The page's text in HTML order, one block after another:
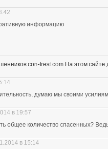
информацию
con-trest.com На этом сайте
думаю мы своими
в 19:57
общее количество спасенных?
в 15:14